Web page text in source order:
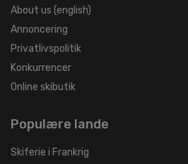
About us (english)
Annoncering
Privatlivspolitik
Konkurrencer
Online skibutik
Populære lande
Skiferie i Frankrig